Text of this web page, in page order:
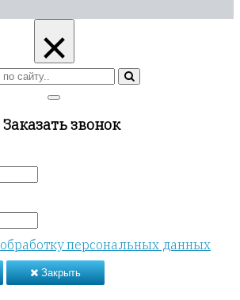
×
Заказать звонок
обработку персональных данных
Закрыть